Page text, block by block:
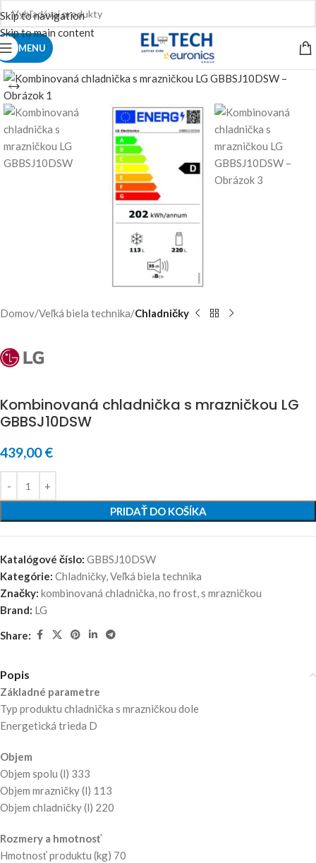
Skip to navigation
Skip to main content
MENU
Domov Veľká biela technika Chladničky
Kombinovaná chladnička s mrazničkou LG
GBBSJ10DSW
439,00€
PRIDAŤ DO KOŠÍKA
Katalógové číslo: GBBSJ10DSW
Kategórie: Chladničky,Veľká biela technika
Značky: kombinovaná chladnička,no frost,s mrazničkou
Brand: LG
Share:
Popis
Základné parametre
Typ produktu chladnička s mrazničkou dole
Energetická trieda D
Objem
Objem spolu (l) 333
Objem mrazničky (l) 113
Objem chladničky (l) 220
Rozmery a hmotnosť
Hmotnosť produktu (kg) 70